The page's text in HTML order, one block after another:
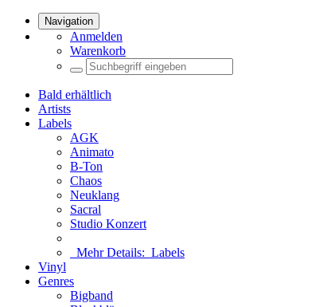
Navigation
Anmelden
Warenkorb
Bald erhältlich
Artists
Labels
AGK
Animato
B-Ton
Chaos
Neuklang
Sacral
Studio Konzert
Mehr Details: Labels
Vinyl
Genres
Bigband